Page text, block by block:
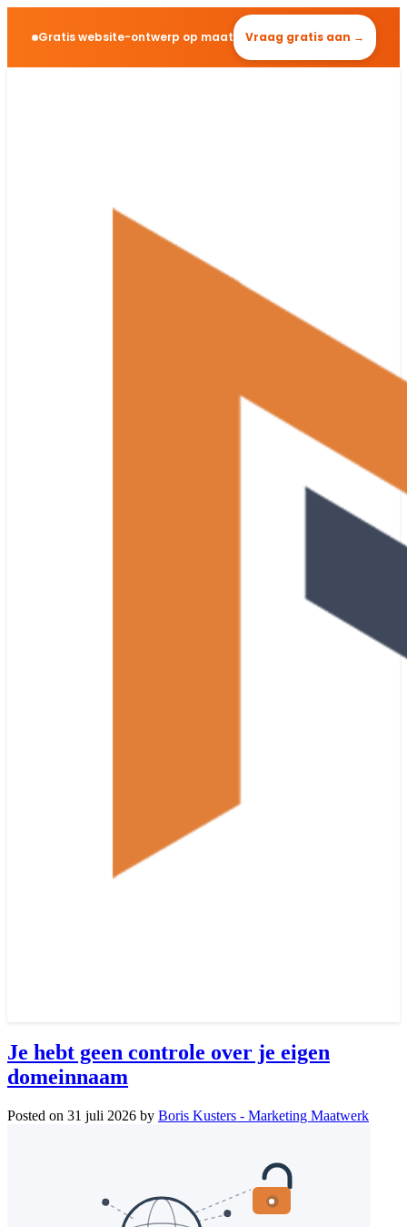
Gratis website-ontwerp op maat Vraag gratis aan →
Je hebt geen controle over je eigen
domeinnaam
Posted on 31 juli 2026 by Boris Kusters - Marketing Maatwerk